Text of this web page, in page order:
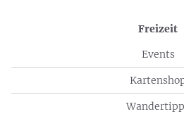
Freizeit
Events